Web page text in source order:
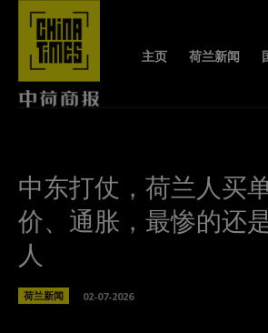
主页 荷兰新闻
中东打仗，荷兰人买
价、通胀，最惨的还
人
荷兰新闻 02-07-2026